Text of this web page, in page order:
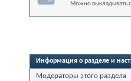
Можно выкладывать
Информация о разделе и
Модераторы этого раздела